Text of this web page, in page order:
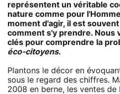
représentent un véritable
nature comme pour
moment d'agir, il est
comment s'y prendre. Nous
clés pour comprendre la
éco-citoyens.
Plantons le décor en
sous le regard des chiffres.
2008 en berne, les ventes de